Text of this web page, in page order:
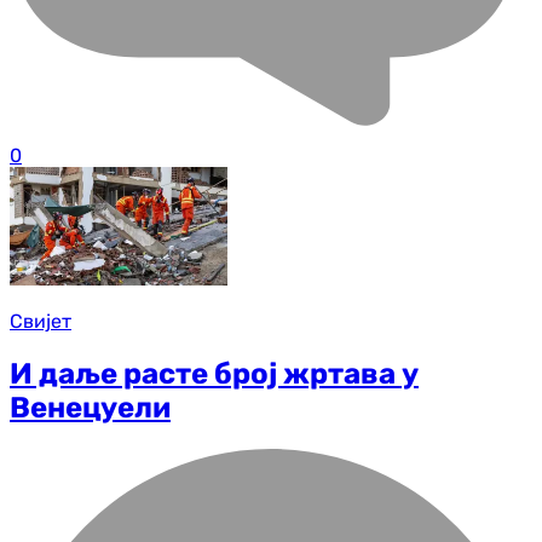
0
Свијет
И даље расте број жртава у
Венецуели